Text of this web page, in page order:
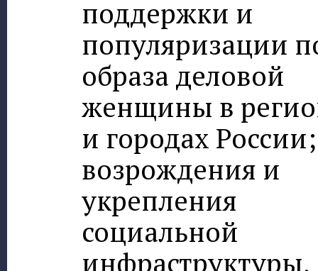
поддержки и
популяризации
образа деловой
женщины в
и городах России;
возрождения и
укрепления
социальной
инфраструктуры,